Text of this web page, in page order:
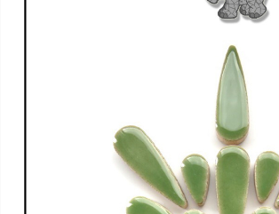
Glasmozaïek steentjes Speciale
Glasmozaïek steentjes
Keramische
Keramische
Keramische
Keramische
Geglazuurde
Binnen wandtegels
Buiten tegels Cesi